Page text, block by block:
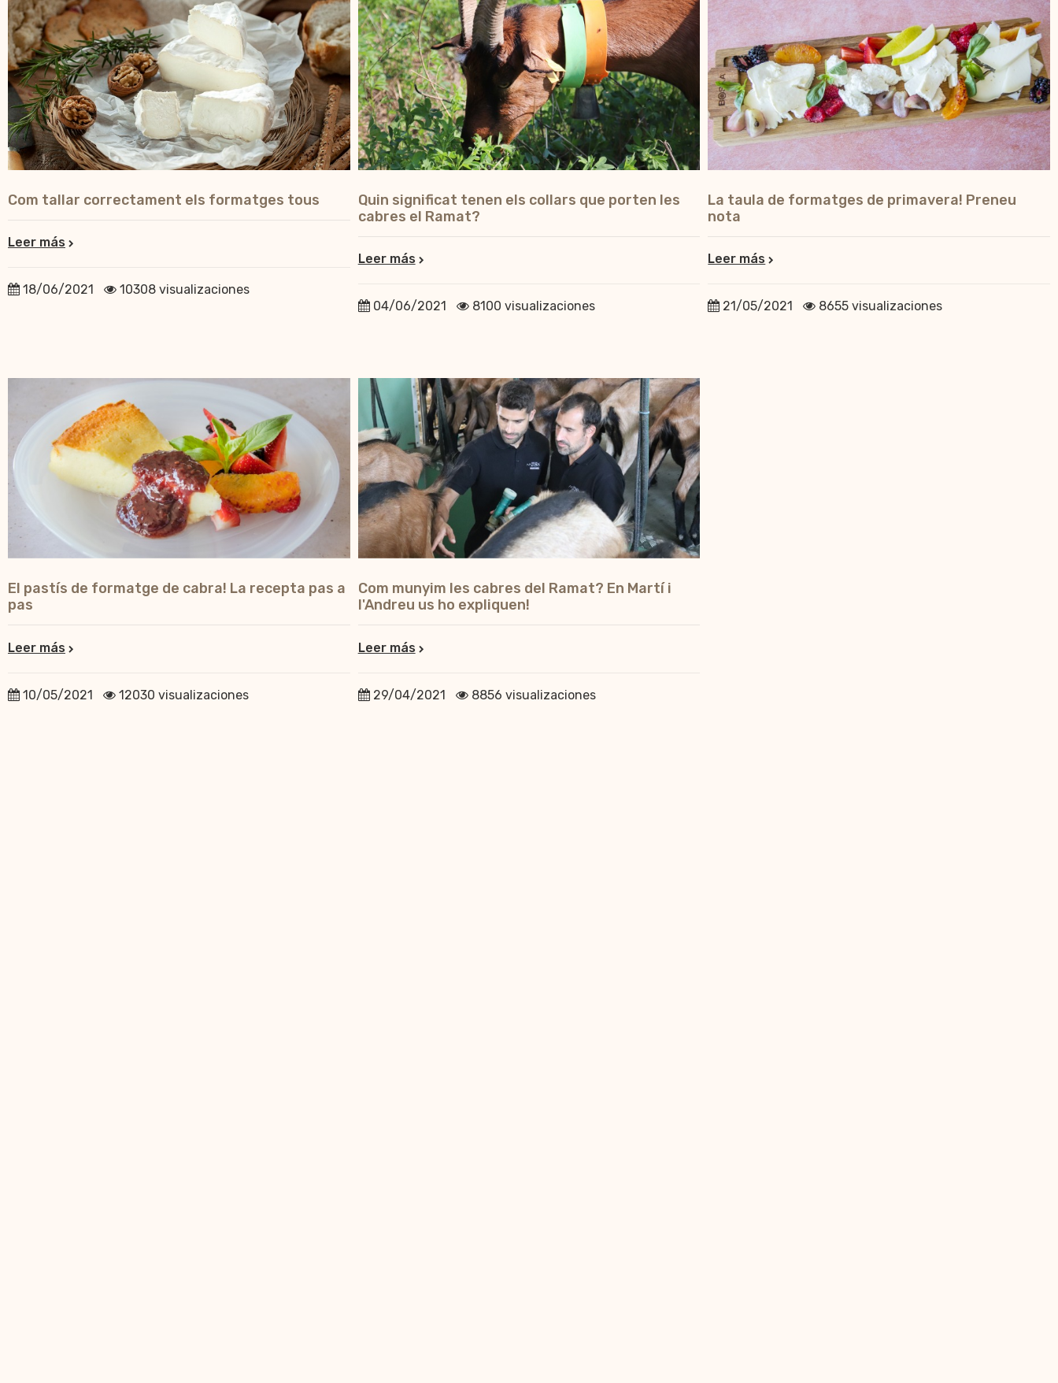
Com tallar correctament els formatges tous
Leer más
18/06/2021 10308 visualizaciones
Quin significat tenen els collars que porten les
cabres el Ramat?
Leer más
04/06/2021 8100 visualizaciones
La taula de formatges de primavera! Preneu
nota
Leer más
21/05/2021 8655 visualizaciones
El pastís de formatge de cabra! La recepta pas a
pas
Leer más
10/05/2021 12030 visualizaciones
Com munyim les cabres del Ramat? En Martí i
l'Andreu us ho expliquen!
Leer más
29/04/2021 8856 visualizaciones